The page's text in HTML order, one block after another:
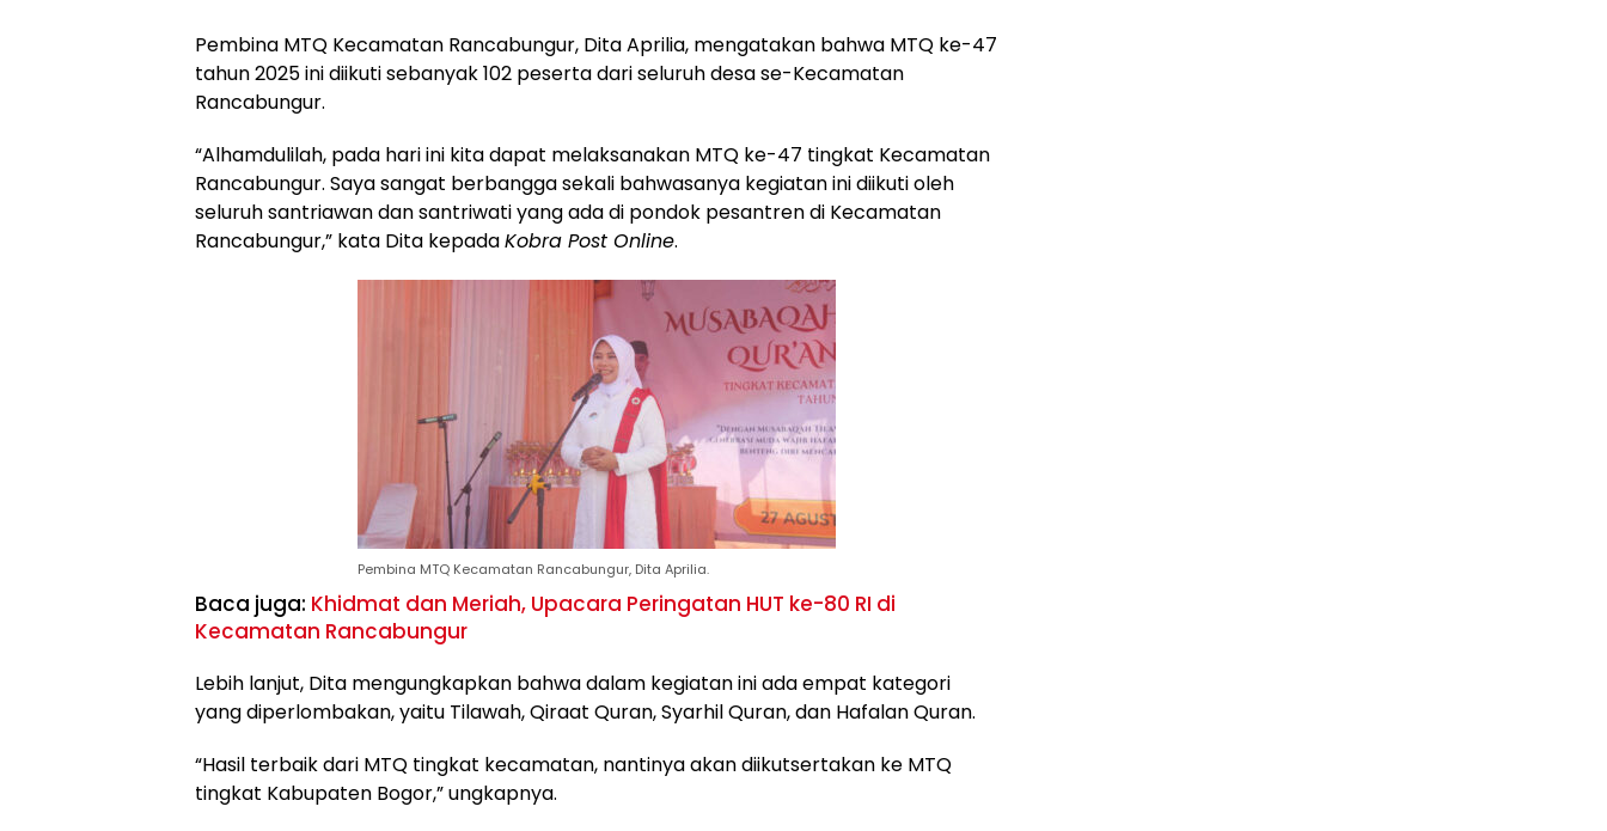
Pembina MTQ Kecamatan Rancabungur, Dita Aprilia, mengatakan bahwa MTQ ke-47
tahun 2025 ini diikuti sebanyak 102 peserta dari seluruh desa se-Kecamatan
Rancabungur.
“Alhamdulilah, pada hari ini kita dapat melaksanakan MTQ ke-47 tingkat Kecamatan
Rancabungur. Saya sangat berbangga sekali bahwasanya kegiatan ini diikuti oleh
seluruh santriawan dan santriwati yang ada di pondok pesantren di Kecamatan
Rancabungur,” kata Dita kepadaKobra Post Online.
Pembina MTQ Kecamatan Rancabungur, Dita Aprilia.
Baca juga: Khidmat dan Meriah, Upacara Peringatan HUT ke-80 RI di
Kecamatan Rancabungur
Lebih lanjut, Dita mengungkapkan bahwa dalam kegiatan ini ada empat kategori
yang diperlombakan, yaitu Tilawah, Qiraat Quran, Syarhil Quran, dan Hafalan Quran.
“Hasil terbaik dari MTQ tingkat kecamatan, nantinya akan diikutsertakan ke MTQ
tingkat Kabupaten Bogor,” ungkapnya.